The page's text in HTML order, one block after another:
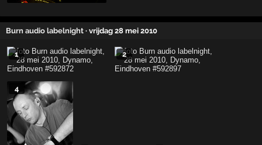
Burn audio labelnight · vrijdag 28 mei 2010
1 2
4